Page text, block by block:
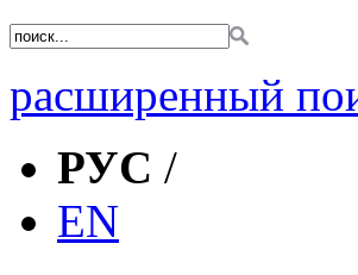
расширенный
РУС /
EN